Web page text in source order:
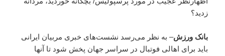
زدید؟
بانک ورزش– به نظر می‌رسد نشست‌های خبری مربیان ایرانی
باید برای اهالی فوتبال در سراسر جهان پخش شود تا آنها